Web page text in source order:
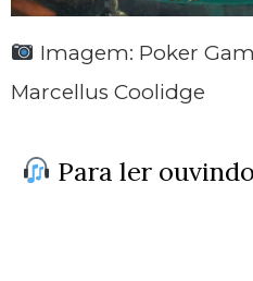
Imagem: Poker
Marcellus Coolidge
Para ler ouvindo